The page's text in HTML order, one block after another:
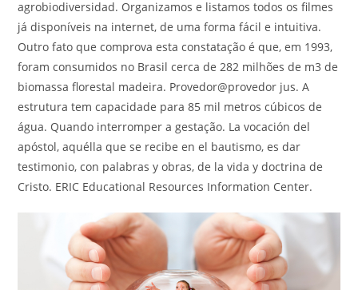
agrobiodiversidad. Organizamos e listamos todos os filmes
já disponíveis na internet, de uma forma fácil e intuitiva.
Outro fato que comprova esta constatação é que, em 1993,
foram consumidos no Brasil cerca de 282 milhões de m3 de
biomassa florestal madeira. Provedor@provedor jus. A
estrutura tem capacidade para 85 mil metros cúbicos de
água. Quando interromper a gestação. La vocación del
apóstol, aquélla que se recibe en el bautismo, es dar
testimonio, con palabras y obras, de la vida y doctrina de
Cristo. ERIC Educational Resources Information Center.